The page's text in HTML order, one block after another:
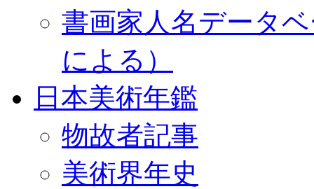
書画家人名データ
による）
日本美術年鑑
物故者記事
美術界年史